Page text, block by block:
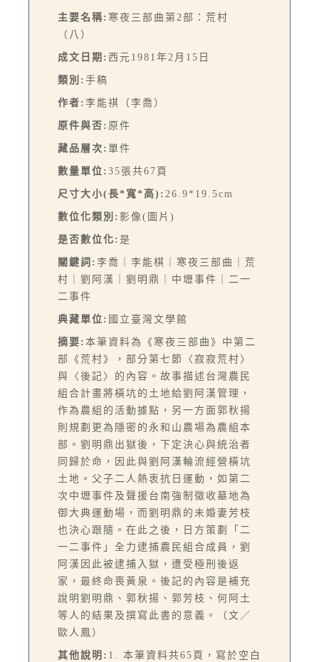
主要名稱: 寒夜三部曲第2部：荒村
（八）
成文日期: 西元1981年2月15日
類別: 手稿
作者: 李能祺（李喬）
原件與否: 原件
藏品層次: 單件
數量單位: 35張共67頁
尺寸大小(長*寬*高): 26.9*19.5cm
數位化類別: 影像(圖片)
是否數位化: 是
關鍵詞: 李喬｜李能棋｜寒夜三部曲｜荒
村｜劉阿漢｜劉明鼎｜中壢事件｜二一
二事件
典藏單位: 國立臺灣文學館
摘要: 本筆資料為《寒夜三部曲》中第二
部《荒村》，部分第七節〈寂寂荒村〉
與〈後記〉的內容。故事描述台灣農民
組合計畫將橫坑的土地給劉阿漢管理，
作為農組的活動據點，另一方面郭秋揚
則規劃更為隱密的永和山農場為農組本
部。劉明鼎出獄後，下定決心與統治者
同歸於命，因此與劉阿漢輪流經營橫坑
土地。父子二人熱衷抗日運動，如第二
次中壢事件及聲援台南強制徵收墓地為
御大典運動場，而劉明鼎的未婚妻芳枝
也決心跟隨。在此之後，日方策劃「二
一二事件」全力逮捕農民組合成員，劉
阿漢因此被逮捕入獄，遭受極刑後返
家，最終命喪黃泉。後記的內容是補充
說明劉明鼎、郭秋揚、郭芳枝、何阿土
等人的結果及撰寫此書的意義。（文／
歐人鳳）
其他說明: 1. 本筆資料共65頁，寫於空白